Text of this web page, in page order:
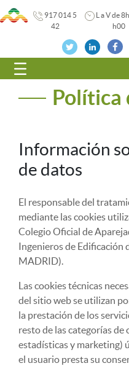
917 014 5
42
L a V de
h00
Política
Información
de datos
El responsable del
mediante las cookies
Colegio Oficial de
Ingenieros de Edificación
MADRID).
Las cookies técnicas
del sitio web se utilizan
la prestación de los
resto de las categorías de
estadísticas y marketing)
el usuario presta su